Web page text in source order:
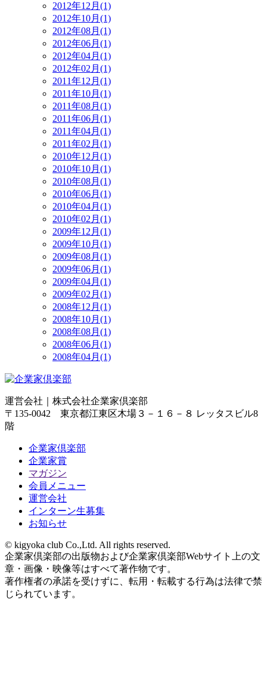
2012年12月(1)
2012年10月(1)
2012年08月(1)
2012年06月(1)
2012年04月(1)
2012年02月(1)
2011年12月(1)
2011年10月(1)
2011年08月(1)
2011年06月(1)
2011年04月(1)
2011年02月(1)
2010年12月(1)
2010年10月(1)
2010年08月(1)
2010年06月(1)
2010年04月(1)
2010年02月(1)
2009年12月(1)
2009年10月(1)
2009年08月(1)
2009年06月(1)
2009年04月(1)
2009年02月(1)
2008年12月(1)
2008年10月(1)
2008年08月(1)
2008年06月(1)
2008年04月(1)
運営会社｜ 株式会社企業家倶楽部
〒135-0042 東京都江東区木場３－１６－８ レッタスビル8
階
企業家倶楽部
企業家賞
マガジン
会員メニュー
運営会社
インターン生募集
お知らせ
© kigyoka club Co.,Ltd. All rights reserved.
企業家倶楽部の出版物および企業家倶楽部Webサイト上の文
章・画像・映像等はすべて著作物です。
著作権者の承諾を受けずに、転用・転載する行為は法律で禁
じられています。